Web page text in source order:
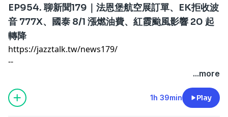
EP954. 聊新聞179｜法恩堡航空展訂單、EK拒收波
音 777X、國泰 8/1 漲燃油費、紅霞颱風影響 20 起
轉降
https://jazztalk.tw/news179/
--
6:10 CX 新 A321neo 客艙改裝減 7 座
11:10 菲航 2027 下半年加入寰宇一家
...more
1h 39min Play